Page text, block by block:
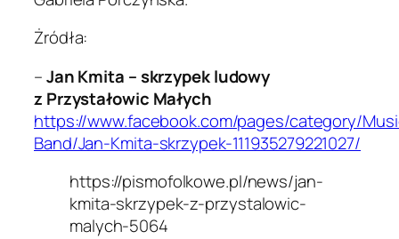
Żródła:
–Jan Kmita – skrzypek ludowy
z Przystałowic Małych
https://www.facebook.com/pages/category/
Band/Jan-Kmita-skrzypek-111935279221027/
https://pismofolkowe.pl/news/jan-
kmita-skrzypek-z-przystalowic-
malych-5064